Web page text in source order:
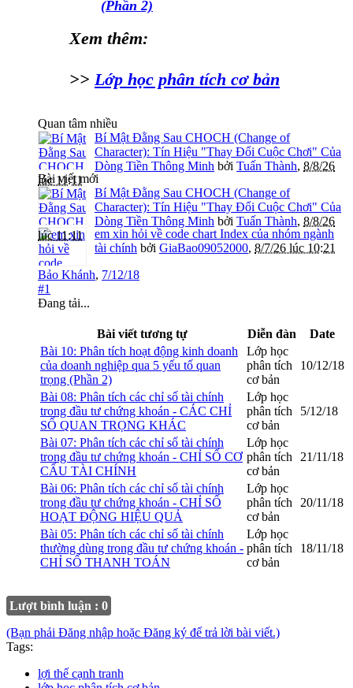
(Phần 2)
Xem thêm:
>> Lớp học phân tích cơ bản
Quan tâm nhiều
Bí Mật Đằng Sau CHOCH (Change of
Character): Tín Hiệu "Thay Đổi Cuộc Chơi" Của
Dòng Tiền Thông Minh bởi Tuấn Thành, 8/8/26
lúc 11:11
Bài viết mới
Bí Mật Đằng Sau CHOCH (Change of
Character): Tín Hiệu "Thay Đổi Cuộc Chơi" Của
Dòng Tiền Thông Minh bởi Tuấn Thành, 8/8/26
lúc 11:11
em xin hỏi về code chart Index của nhóm ngành
tài chính bởi GiaBao09052000, 8/7/26 lúc 10:21
Bảo Khánh, 7/12/18
#1
Đang tải...
Bài viết tương tự Diễn đàn
Date
Bài 10: Phân tích hoạt động kinh doanh
của doanh nghiệp qua 5 yếu tố quan
trọng (Phần 2)
Lớp học
phân tích
cơ bản
10/12/18
Bài 08: Phân tích các chỉ số tài chính
trong đầu tư chứng khoán - CÁC CHỈ
SỐ QUAN TRỌNG KHÁC
Lớp học
phân tích
cơ bản
5/12/18
Bài 07: Phân tích các chỉ số tài chính
trong đầu tư chứng khoán - CHỈ SỐ CƠ
CẤU TÀI CHÍNH
Lớp học
phân tích
cơ bản
21/11/18
Bài 06: Phân tích các chỉ số tài chính
trong đầu tư chứng khoán - CHỈ SỐ
HOẠT ĐỘNG HIỆU QUẢ
Lớp học
phân tích
cơ bản
20/11/18
Bài 05: Phân tích các chỉ số tài chính
thường dùng trong đầu tư chứng khoán -
CHỈ SỐ THANH TOÁN
Lớp học
phân tích
cơ bản
18/11/18
Lượt bình luận : 0
(Bạn phải Đăng nhập hoặc Đăng ký để trả lời bài viết.)
Tags:
lợi thế cạnh tranh